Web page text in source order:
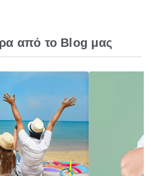
από το Blog μας